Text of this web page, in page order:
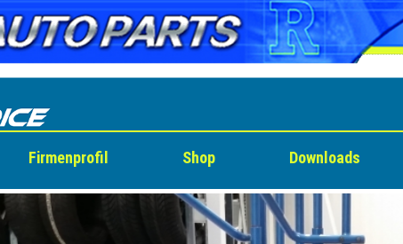
Firmenprofil Shop Downloads